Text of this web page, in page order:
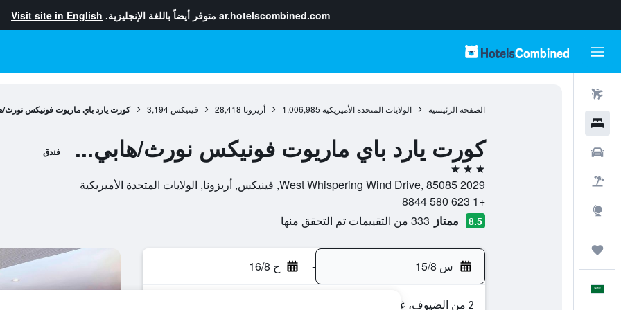
ar.hotelscombined.com متوفر أيضاً باللغة الإنجليزية. Visit site in English
الصفحة الرئيسية الولايات المتحدة الأميريكية 1,006,985 أريزونا 28,418 فينيكس 3,194 كورت يارد باي ماريوت فونيكس نورث/
كورت يارد باي ماريوت فونيكس نورث/هابي... فندق
3 نجوم
2029 West Whispering Wind Drive, 85085, فينيكس, أريزونا, الولايات المتحدة الأميريكية
+1 623 580 8844
8.5 ممتاز 333 من التقييمات تم التحقق منها
س 15/8 - ح 16/8
2 من الضيوف، غرفة واحدة